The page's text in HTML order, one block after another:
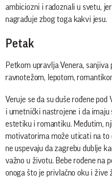
ambiciozni i radoznali u svetu,
nagrađuje zbog toga kakvi jesu.
Petak
Petkom upravlja Venera,
ravnotežom, lepotom,
Veruje se da su duše rođene
i umetnički nastrojene i da imaju
estetiku i romantiku. Međutim,
motivatorima može uticati na to
ne uspevaju da zagrebu dublje
važno u životu. Bebe rođene na
onoga što je privlačno oku i žive